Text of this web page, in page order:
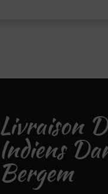
Livraison
Indiens
Bergem